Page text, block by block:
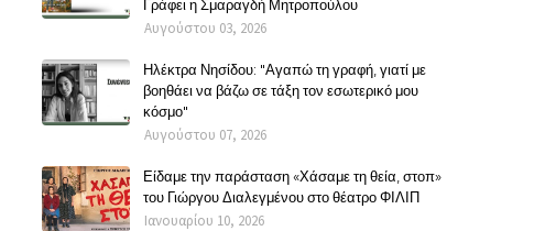
Γράφει η Σμαραγδή Μητροπούλου
Αυγούστου 03, 2026
Ηλέκτρα Νησίδου: "Αγαπώ τη γραφή, γιατί με
βοηθάει να βάζω σε τάξη τον εσωτερικό μου
κόσμο"
Αυγούστου 07, 2026
Είδαμε την παράσταση «Χάσαμε τη θεία, στοπ»
του Γιώργου Διαλεγμένου στο θέατρο ΦΙΛΙΠ
Ιανουαρίου 10, 2026